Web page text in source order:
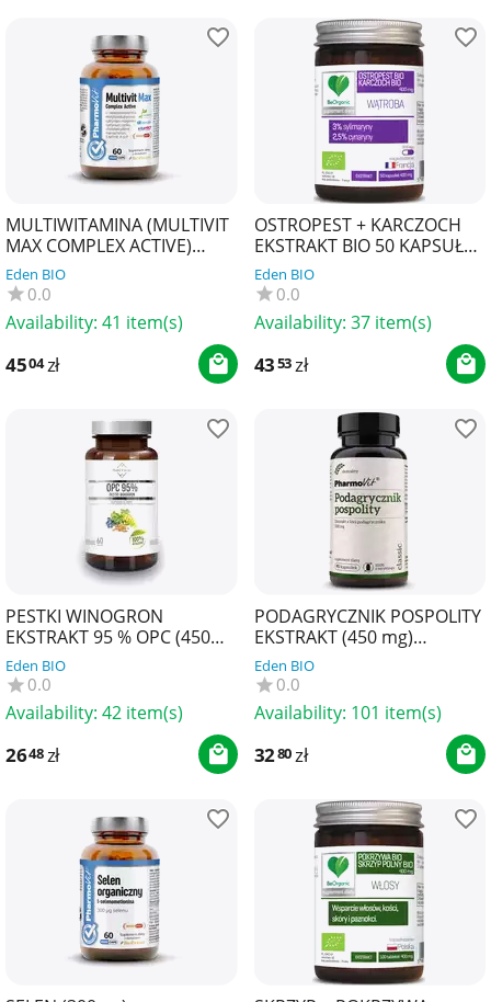
MULTIWITAMINA (MULTIVIT
MAX COMPLEX ACTIVE)
BEZGLUTENOWE 60
KAPSUŁEK - PHARMOVIT
(CLEAN...
Eden BIO
0.0
Availability: 41 item(s)
4504 zł
OSTROPEST + KARCZOCH
EKSTRAKT BIO 50 KAPSUŁEK
- BE ORGANIC
Eden BIO
0.0
Availability: 37 item(s)
4353 zł
PESTKI WINOGRON
EKSTRAKT 95 % OPC (450
mg) 60 KAPSUŁEK - SOUL
FARM
Eden BIO
0.0
Availability: 42 item(s)
2648zł
PODAGRYCZNIK POSPOLITY
EKSTRAKT (450 mg)
BEZGLUTENOWY 90
KAPSUŁEK - PHARMOVIT
(CLASSIC)
Eden BIO
0.0
Availability: 101 item(s)
3280zł